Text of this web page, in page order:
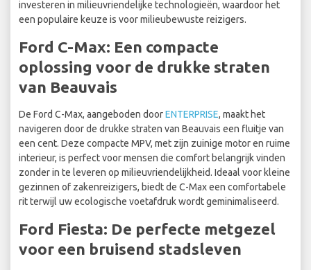
investeren in milieuvriendelijke technologieën, waardoor het
een populaire keuze is voor milieubewuste reizigers.
Ford C-Max: Een compacte
oplossing voor de drukke straten
van Beauvais
De Ford C-Max, aangeboden doorENTERPRISE, maakt het
navigeren door de drukke straten van Beauvais een fluitje van
een cent. Deze compacte MPV, met zijn zuinige motor en ruime
interieur, is perfect voor mensen die comfort belangrijk vinden
zonder in te leveren op milieuvriendelijkheid. Ideaal voor kleine
gezinnen of zakenreizigers, biedt de C-Max een comfortabele
rit terwijl uw ecologische voetafdruk wordt geminimaliseerd.
Ford Fiesta: De perfecte metgezel
voor een bruisend stadsleven